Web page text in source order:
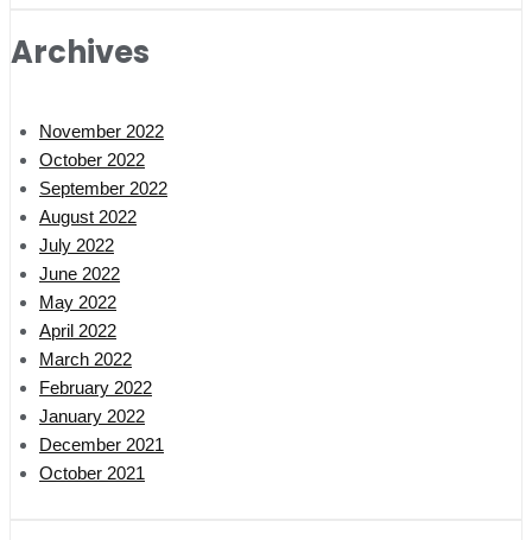
Archives
November 2022
October 2022
September 2022
August 2022
July 2022
June 2022
May 2022
April 2022
March 2022
February 2022
January 2022
December 2021
October 2021